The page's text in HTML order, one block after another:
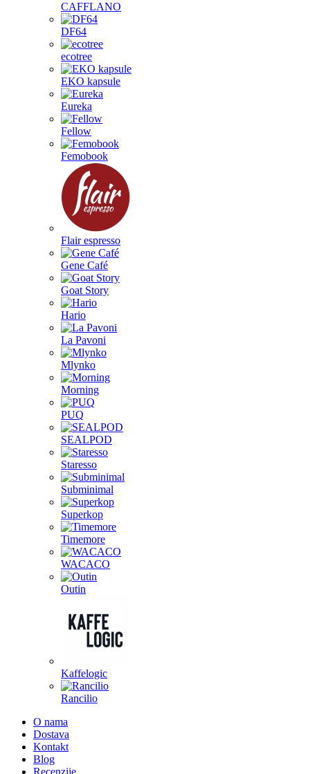
CAFFLANO
DF64
ecotree
EKO kapsule
Eureka
Fellow
Femobook
Flair espresso
Gene Café
Goat Story
Hario
La Pavoni
Mlynko
Morning
PUQ
SEALPOD
Staresso
Subminimal
Superkop
Timemore
WACACO
Outin
Kaffelogic
Rancilio
O nama
Dostava
Kontakt
Blog
Recenzije